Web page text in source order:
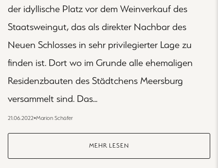
der idyllische Platz vor dem Weinverkauf des
Staatsweingut, das als direkter Nachbar des
Neuen Schlosses in sehr privilegierter Lage zu
finden ist. Dort wo im Grunde alle ehemaligen
Residenzbauten des Städtchens Meersburg
versammelt sind. Das...
21.06.2022•Marion Schäfer
MEHR LESEN